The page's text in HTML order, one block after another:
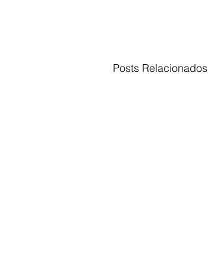
Posts Relacionados